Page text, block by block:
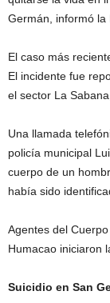
Germán, informó la
El caso más
El incidente fue
el sector La
Una llamada
policía municipal
cuerpo de un
había sido
Agentes del
Humacao iniciaron
Suicidio en San